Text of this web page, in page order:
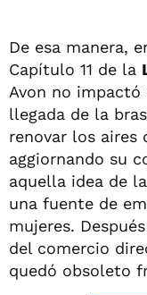
De esa manera,
Capítulo 11 de la
Avon no impactó
llegada de la
renovar los aires
aggiornando su
aquella idea de
una fuente de
mujeres.
del comercio
quedó obsoleto